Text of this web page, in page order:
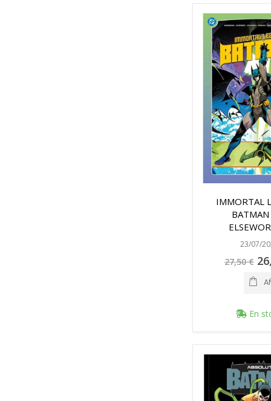
IMMORTAL
23/07/
27,50 €
En